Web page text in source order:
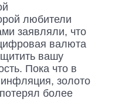
любители
заявляли, что
валюта
вашу
Пока что в
инфляция, золото
более